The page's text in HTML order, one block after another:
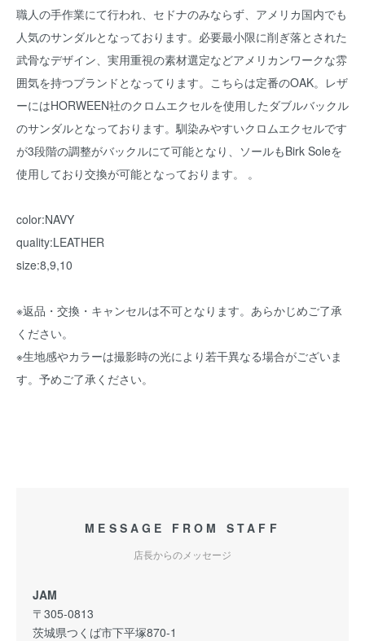
職人の手作業にて行われ、セドナのみならず、アメリカ国内でも
人気のサンダルとなっております。必要最小限に削ぎ落とされた
武骨なデザイン、実用重視の素材選定などアメリカンワークな雰
囲気を持つブランドとなってります。こちらは定番のOAK。レザ
ーにはHORWEEN社のクロムエクセルを使用したダブルバックル
のサンダルとなっております。馴染みやすいクロムエクセルです
が3段階の調整がバックルにて可能となり、ソールもBirk Soleを
使用しており交換が可能となっております。 。
color:NAVY
quality:LEATHER
size:8,9,10
※返品・交換・キャンセルは不可となります。あらかじめご了承
ください。
※生地感やカラーは撮影時の光により若干異なる場合がございま
す。予めご了承ください。
MESSAGE FROM STAFF
店長からのメッセージ
JAM
〒305-0813
茨城県つくば市下平塚870-1